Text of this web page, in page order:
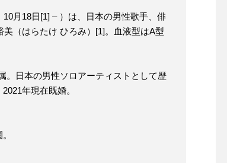
月18日[1] – ）は、日本の男性歌手、俳
（はらたけ ひろみ）[1]。血液型はA型
。日本の男性ソロアーティストとして歴
年現在既婚。